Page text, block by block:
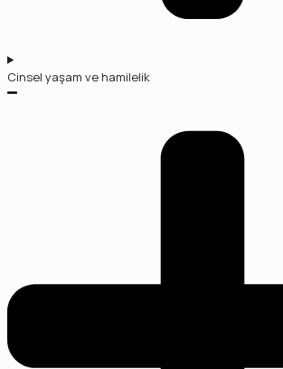
Cinsel yaşam ve hamilelik